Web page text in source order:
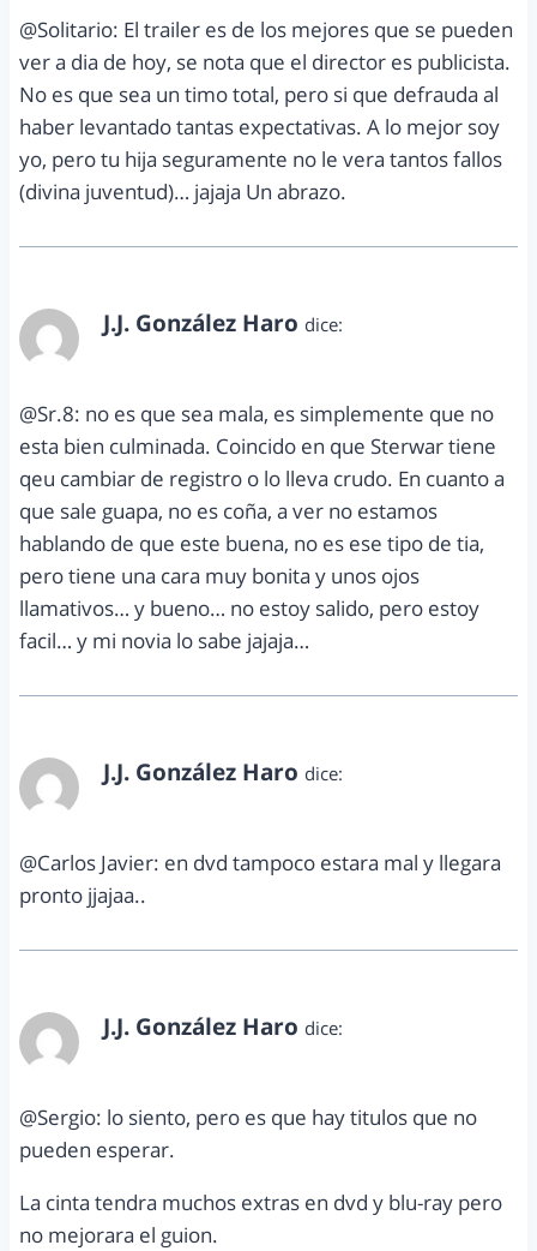
@Solitario: El trailer es de los mejores que se pueden
ver a dia de hoy, se nota que el director es publicista.
No es que sea un timo total, pero si que defrauda al
haber levantado tantas expectativas. A lo mejor soy
yo, pero tu hija seguramente no le vera tantos fallos
(divina juventud)… jajaja Un abrazo.
J.J. González Haro dice:
@Sr.8: no es que sea mala, es simplemente que no
esta bien culminada. Coincido en que Sterwar tiene
qeu cambiar de registro o lo lleva crudo. En cuanto a
que sale guapa, no es coña, a ver no estamos
hablando de que este buena, no es ese tipo de tia,
pero tiene una cara muy bonita y unos ojos
llamativos… y bueno… no estoy salido, pero estoy
facil… y mi novia lo sabe jajaja…
J.J. González Haro dice:
@Carlos Javier: en dvd tampoco estara mal y llegara
pronto jjajaa..
J.J. González Haro dice:
@Sergio: lo siento, pero es que hay titulos que no
pueden esperar.
La cinta tendra muchos extras en dvd y blu-ray pero
no mejorara el guion.